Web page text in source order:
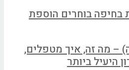
בחיפה בוחרים הוספת
– מה זה, איך מטפלים,
היעיל ביותר